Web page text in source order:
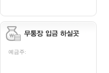
예금주: